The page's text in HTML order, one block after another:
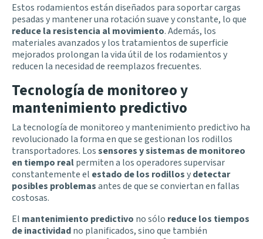
Estos rodamientos están diseñados para soportar cargas
pesadas y mantener una rotación suave y constante, lo que
reduce la resistencia al movimiento. Además, los
materiales avanzados y los tratamientos de superficie
mejorados prolongan la vida útil de los rodamientos y
reducen la necesidad de reemplazos frecuentes.
Tecnología de monitoreo y
mantenimiento predictivo
La tecnología de monitoreo y mantenimiento predictivo ha
revolucionado la forma en que se gestionan los rodillos
transportadores. Lossensores y sistemas de monitoreo
en tiempo realpermiten a los operadores supervisar
constantemente el estado de los rodillosydetectar
posibles problemasantes de que se conviertan en fallas
costosas.
El mantenimiento predictivo no sólo reduce los tiempos
de inactividadno planificados, sino que también